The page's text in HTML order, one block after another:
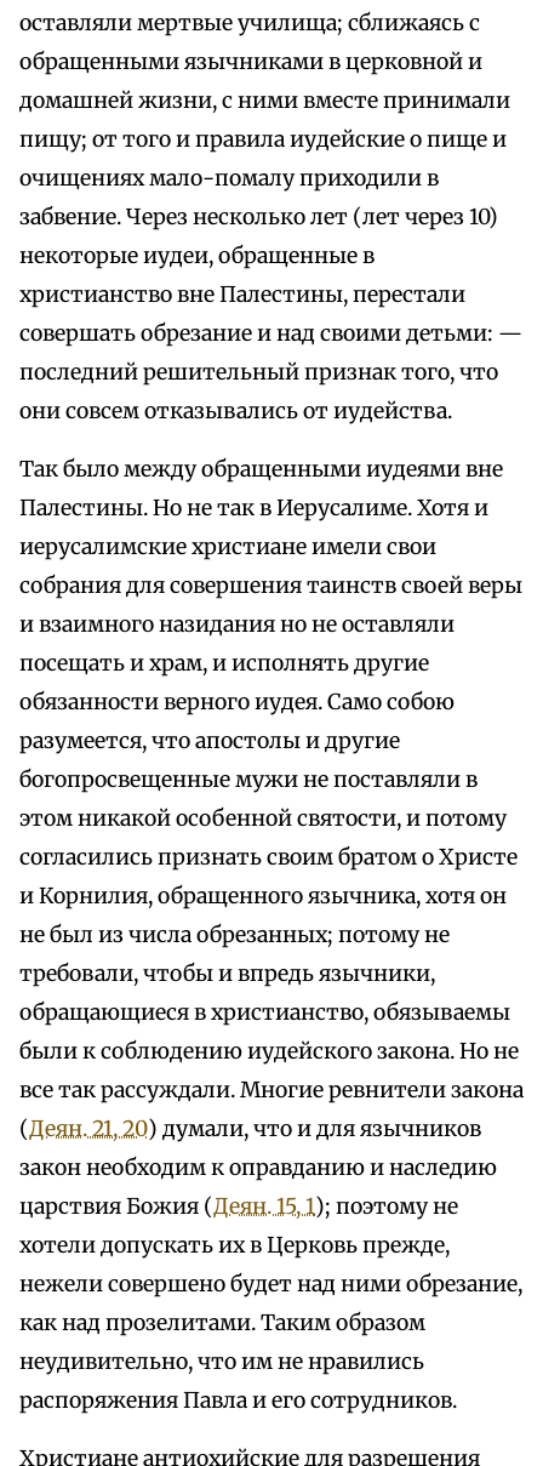
оставляли мертвые училища; сближаясь с
обращенными язычниками в церковной и
домашней жизни, с ними вместе принимали
пищу; от того и правила иудейские о пище и
очищениях мало-помалу приходили в
забвение. Через несколько лет (лет через 10)
некоторые иудеи, обращенные в
христианство вне Палестины, перестали
совершать обрезание и над своими детьми: —
последний решительный признак того, что
они совсем отказывались от иудейства.
Так было между обращенными иудеями вне
Палестины. Но не так в Иерусалиме. Хотя и
иерусалимские христиане имели свои
собрания для совершения таинств своей веры
и взаимного назидания но не оставляли
посещать и храм, и исполнять другие
обязанности верного иудея. Само собою
разумеется, что апостолы и другие
богопросвещенные мужи не поставляли в
этом никакой особенной святости, и потому
согласились признать своим братом о Христе
и Корнилия, обращенного язычника, хотя он
не был из числа обрезанных; потому не
требовали, чтобы и впредь язычники,
обращающиеся в христианство, обязываемы
были к соблюдению иудейского закона. Но не
все так рассуждали. Многие ревнители закона
(Деян. 21, 20) думали, что и для язычников
закон необходим к оправданию и наследию
царствия Божия (Деян. 15, 1); поэтому не
хотели допускать их в Церковь прежде,
нежели совершено будет над ними обрезание,
как над прозелитами. Таким образом
неудивительно, что им не нравились
распоряжения Павла и его сотрудников.
Христиане антиохийские для разрешения